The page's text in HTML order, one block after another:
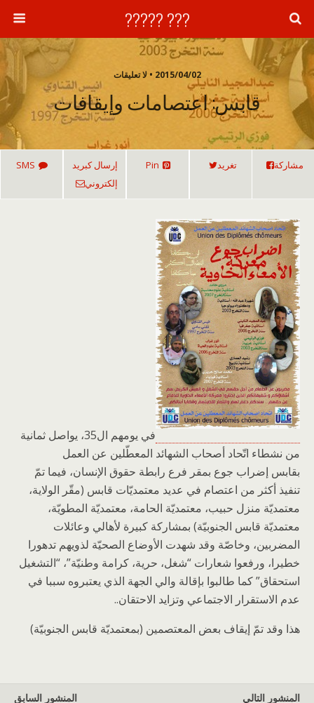
??? ?????
2015/04/02 • لا تعليقات
قابس: اعتصامات وإيقافات
مشاركة تغريد Pin
إرسال كبريد
إلكتروني
SMS
في يومهم ال35، يواصل ثمانية
من نشطاء اتّحاد أصحاب الشهائد المعطّلين عن العمل
بقابس إضراب جوع بمقر فرع رابطة حقوق الإنسان، فيما تمّ
تنفيذ أكثر من اعتصام في عديد معتمديّات قابس (مقّر الولاية،
معتمديّة منزل حبيب، معتمديّة الحامة، معتمديّة المطويّة،
معتمديّة قابس الجنوبيّة) بمشاركة كبيرة لأهالي وعائلات
المضربين، وخاصّة وقد شهدت الأوضاع الصحيّة لذويهم تدهورا
خطيرا، ورفعوا شعارات “شغل، حرية، كرامة وطنيّة”، “التشغيل
استحقاق” كما طالبوا بإقالة والي الجهة الذي يعتبروه سببا في
عدم الاستقرار الاجتماعي وتزايد الاحتقان..
هذا وقد تمّ إيقاف بعض المعتصمين (بمعتمديّة قابس الجنوبيّة)
المنشور السابق
المنشور التالي